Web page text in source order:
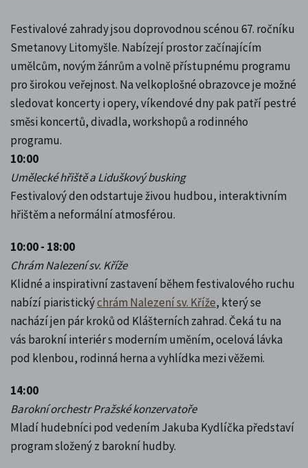
Festivalové zahrady jsou doprovodnou scénou 67. ročníku
Smetanovy Litomyšle. Nabízejí prostor začínajícím
umělcům, novým žánrům a volně přístupnému programu
pro širokou veřejnost. Na velkoplošné obrazovce je možné
sledovat koncerty i opery, víkendové dny pak patří pestré
směsi koncertů, divadla, workshopů a rodinného
programu.
10:00
Umělecké hřiště a Liduškový busking
Festivalový den odstartuje živou hudbou, interaktivním
hřištěm a neformální atmosférou.
10:00 - 18:00
Chrám Nalezení sv. Kříže
Klidné a inspirativní zastavení během festivalového ruchu
nabízí piaristickýchrám Nalezení sv. Kříže, který se
nachází jen pár kroků od Klášterních zahrad. Čeká tu na
vás barokní interiér s moderním uměním, ocelová lávka
pod klenbou, rodinná herna a vyhlídka mezi věžemi.
14:00
Barokní orchestr Pražské konzervatoře
Mladí hudebníci pod vedením Jakuba Kydlíčka představí
program složený z barokní hudby.